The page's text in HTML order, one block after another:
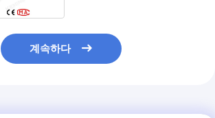
계속하다